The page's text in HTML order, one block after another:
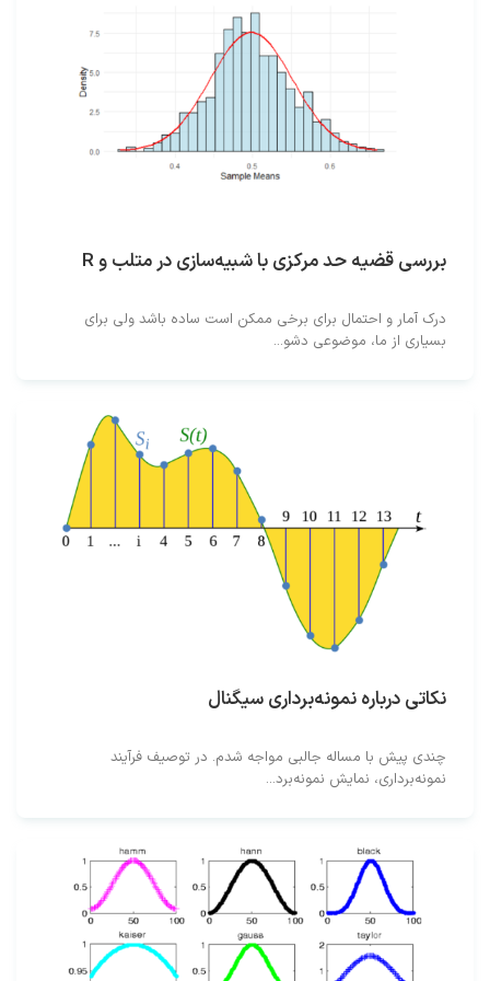
بررسی قضیه حد مرکزی با شبیه‌سازی در متلب و R
درک آمار و احتمال برای برخی ممکن است ساده باشد ولی برای
بسیاری از ما، موضوعی دشو...
نکاتی درباره نمونه‌برداری سیگنال
چندی پیش با مساله جالبی مواجه شدم. در توصیف فرآیند
نمونه‌برداری، نمایش نمونه‌برد...